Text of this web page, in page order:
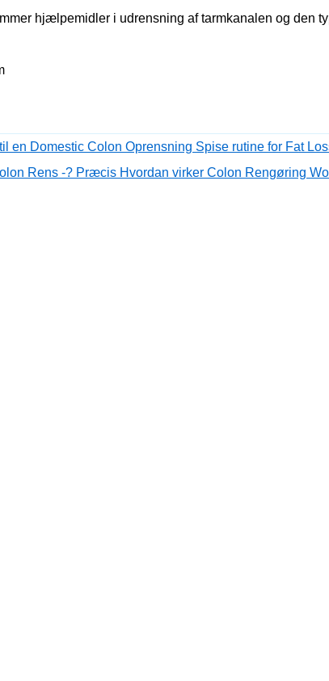
hjælpemidler i udrensning af tarmkanalen og den
en Domestic Colon Oprensning Spise rutine for Fat
Rens -? Præcis Hvordan virker Colon Rengøring